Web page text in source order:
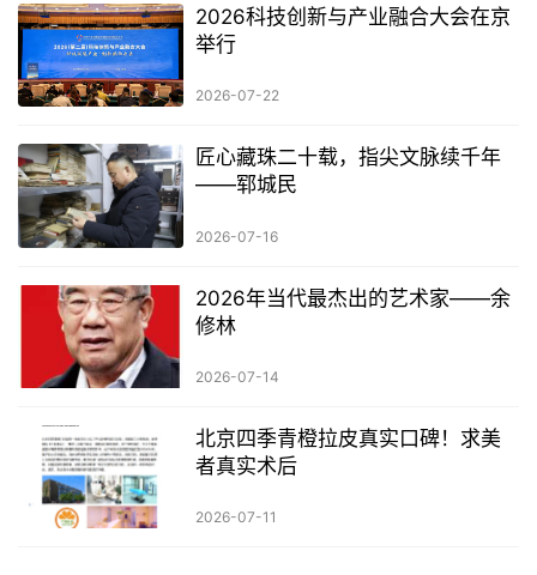
2026科技创新与产业融合大会在京
举行
2026-07-22
匠心藏珠二十载，指尖文脉续千年
——郓城民
2026-07-16
2026年当代最杰出的艺术家——余
修林
2026-07-14
北京四季青橙拉皮真实口碑！求美
者真实术后
2026-07-11